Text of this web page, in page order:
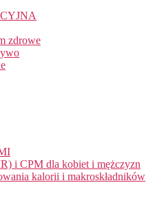
zdrowe
i CPM dla kobiet i mężczyzn
kalorii i makroskładników